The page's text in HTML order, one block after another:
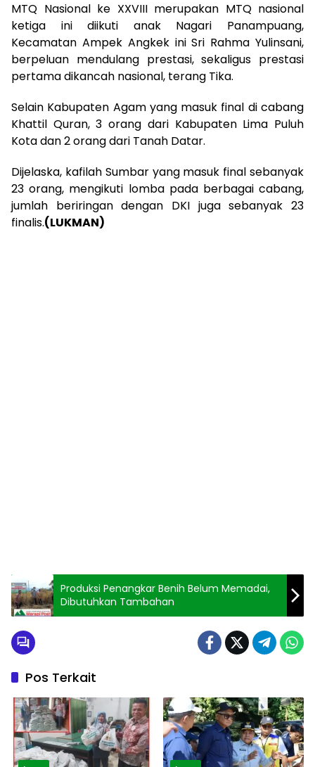
MTQ Nasional ke XXVIII merupakan MTQ nasional
ketiga ini diikuti anak Nagari Panampuang,
Kecamatan Ampek Angkek ini Sri Rahma Yulinsani,
berpeluan mendulang prestasi, sekaligus prestasi
pertama dikancah nasional, terang Tika.
Selain Kabupaten Agam yang masuk final di cabang
Khattil Quran, 3 orang dari Kabupaten Lima Puluh
Kota dan 2 orang dari Tanah Datar.
Dijelaska, kafilah Sumbar yang masuk final sebanyak
23 orang, mengikuti lomba pada berbagai cabang,
jumlah beriringan dengan DKI juga sebanyak 23
finalis.(LUKMAN)
Produksi Penangkar Benih Belum Memadai,
Dibutuhkan Tambahan
Pos Terkait